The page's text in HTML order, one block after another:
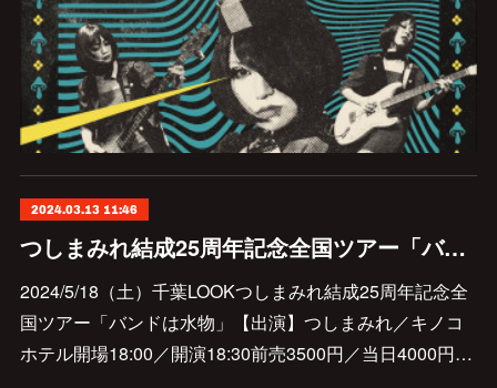
2024.03.13 11:46
つしまみれ結成25周年記念全国ツアー「バンドは水物」初日出演決定
2024/5/18（土）千葉LOOKつしまみれ結成25周年記念全
国ツアー「バンドは水物」【出演】つしまみれ／キノコ
ホテル開場18:00／開演18:30前売3500円／当日4000円…